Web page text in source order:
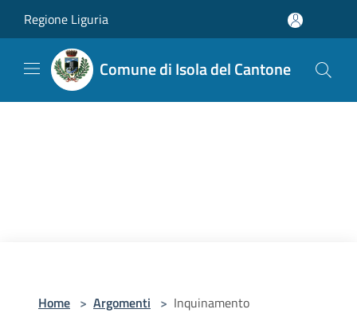
Regione Liguria
Comune di Isola del Cantone
Home > Argomenti > Inquinamento